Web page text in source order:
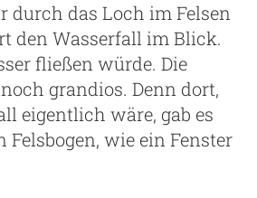
durch das Loch im Felsen
den Wasserfall im Blick.
fließen würde. Die
grandios. Denn dort,
eigentlich wäre, gab es
Felsbogen, wie ein Fenster